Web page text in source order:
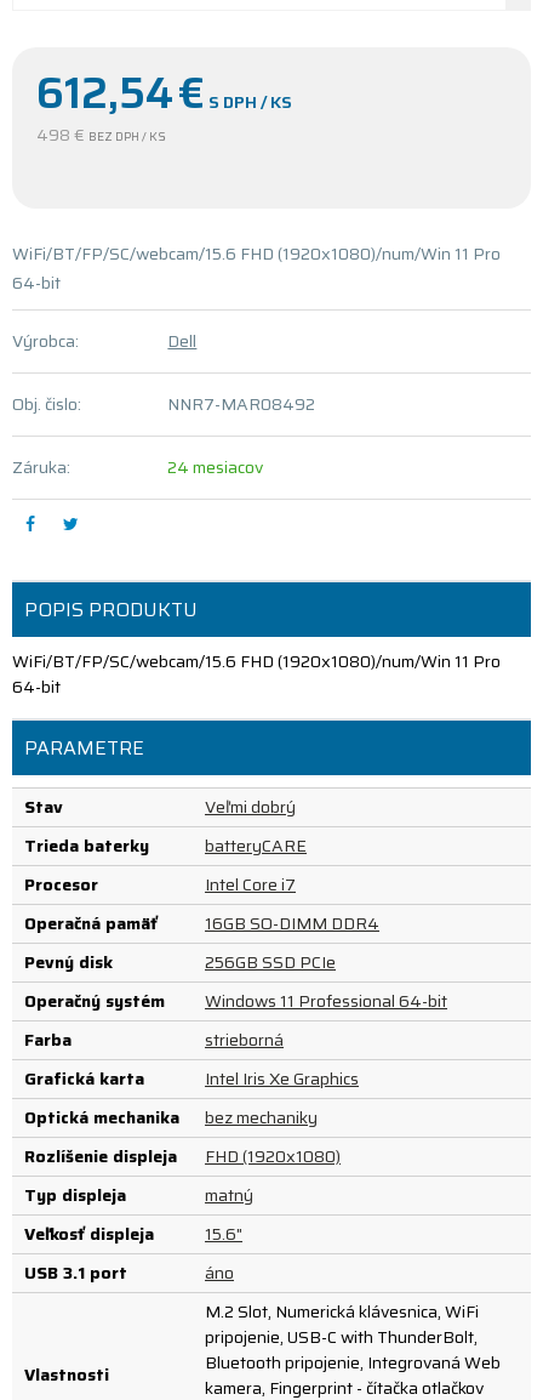
612,54€ S DPH / KS
498 € BEZ DPH / KS
WiFi/BT/FP/SC/webcam/15.6 FHD (1920x1080)/num/Win 11 Pro
64-bit
Výrobca: Dell
Obj. čislo: NNR7-MAR08492
Záruka: 24 mesiacov
POPIS PRODUKTU
WiFi/BT/FP/SC/webcam/15.6 FHD (1920x1080)/num/Win 11 Pro
64-bit
PARAMETRE
Stav
Veľmi dobrý
Trieda baterky
batteryCARE
Procesor
Intel Core i7
Operačná pamäť
16GB SO-DIMM DDR4
Pevný disk
256GB SSD PCIe
Operačný systém
Windows 11 Professional 64-bit
Farba
strieborná
Grafická karta
Intel Iris Xe Graphics
Optická mechanika
bez mechaniky
Rozlíšenie displeja
FHD (1920x1080)
Typ displeja
matný
Veľkosť displeja
15.6"
USB 3.1 port
áno
Vlastnosti
M.2 Slot, Numerická klávesnica, WiFi
pripojenie, USB-C with ThunderBolt,
Bluetooth pripojenie, Integrovaná Web
kamera, Fingerprint - čítačka otlačkov